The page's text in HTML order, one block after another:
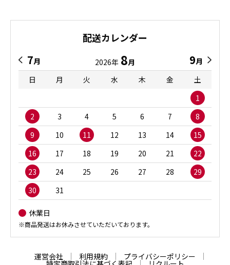
配送カレンダー
7月 2026年 8月 9月
日
月 火 水 木 金
土
1
2
3 4 5 6 7
8
9
10 11 12 13 14
15
16
17 18 19 20 21
22
23
24 25 26 27 28
29
30
31
休業日
※商品発送はお休みさせていただいております。
運営会社 利用規約 プライバシーポリシー